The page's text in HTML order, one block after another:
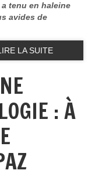
tenu en haleine
avides de
LA SUITE
: À